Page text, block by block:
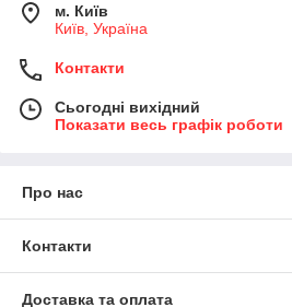
м. Київ
Київ, Україна
Контакти
Сьогодні вихідний
Показати весь графік роботи
Про нас
Контакти
Доставка та оплата